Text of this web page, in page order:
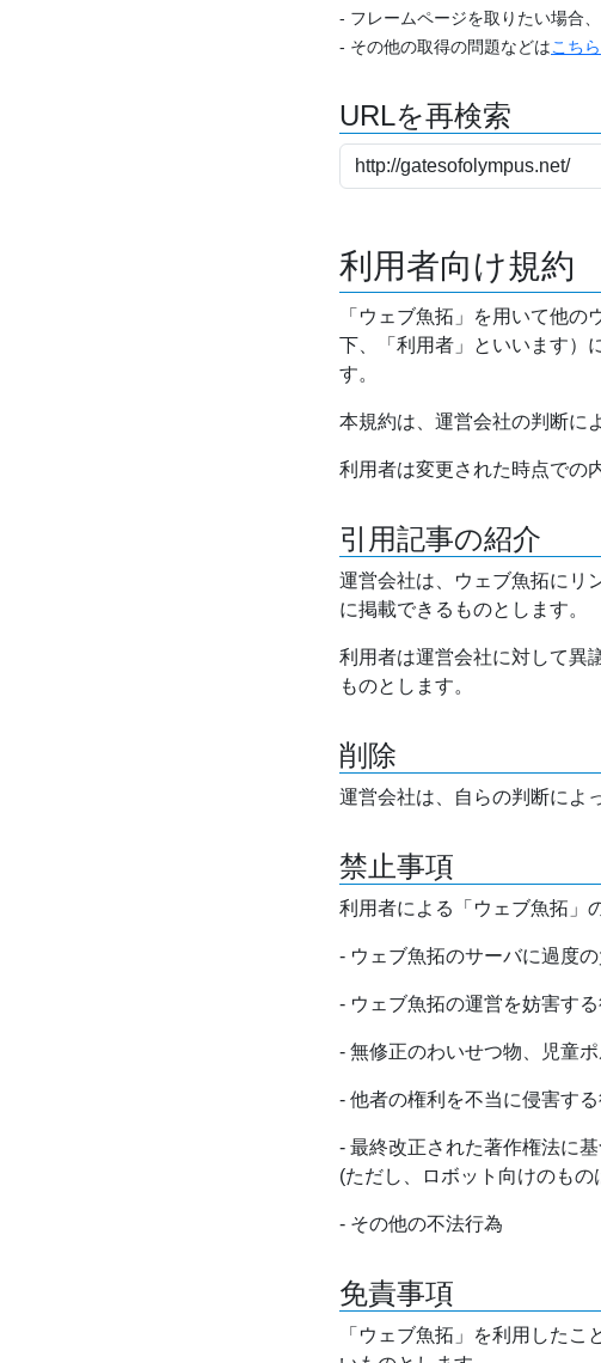
- フレームページを取りたい場合
- その他の取得の問題などはこちら
URLを再検索
利用者向け規約
「ウェブ魚拓」を用いて他
下、「利用者」といいます）
す。
本規約は、運営会社の判断に
利用者は変更された時点での
引用記事の紹介
運営会社は、ウェブ魚拓にリ
に掲載できるものとします。
利用者は運営会社に対して異
ものとします。
削除
運営会社は、自らの判断によ
禁止事項
利用者による「ウェブ魚拓」
- ウェブ魚拓のサーバに過度
- ウェブ魚拓の運営を妨害す
- 無修正のわいせつ物、児童
- 他者の権利を不当に侵害す
- 最終改正された著作権法に
(ただし、ロボット向けのもの
- その他の不法行為
免責事項
「ウェブ魚拓」を利用した